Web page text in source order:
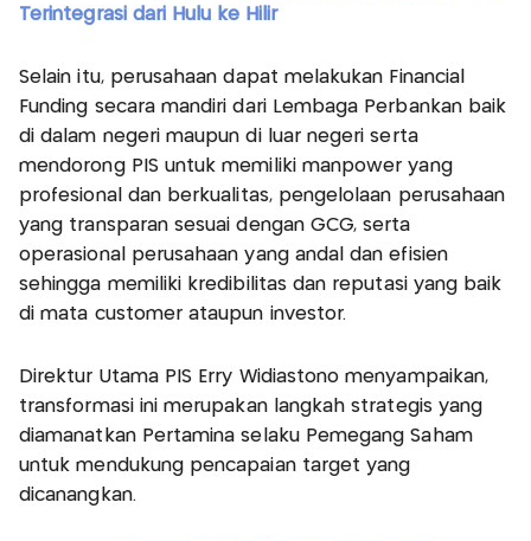
Terintegrasi dari Hulu ke Hilir
Selain itu, perusahaan dapat melakukan Financial
Funding secara mandiri dari Lembaga Perbankan baik
di dalam negeri maupun di luar negeri serta
mendorong PIS untuk memiliki manpower yang
profesional dan berkualitas, pengelolaan perusahaan
yang transparan sesuai dengan GCG, serta
operasional perusahaan yang andal dan efisien
sehingga memiliki kredibilitas dan reputasi yang baik
di mata customer ataupun investor.
Direktur Utama PIS Erry Widiastono menyampaikan,
transformasi ini merupakan langkah strategis yang
diamanatkan Pertamina selaku Pemegang Saham
untuk mendukung pencapaian target yang
dicanangkan.